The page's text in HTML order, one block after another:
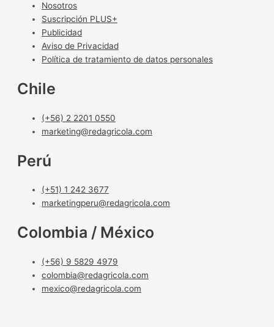
Nosotros
Suscripción PLUS+
Publicidad
Aviso de Privacidad
Política de tratamiento de datos personales
Chile
(+56) 2 2201 0550
marketing@redagricola.com
Perú
(+51) 1 242 3677
marketingperu@redagricola.com
Colombia / México
(+56) 9 5829 4979
colombia@redagricola.com
mexico@redagricola.com